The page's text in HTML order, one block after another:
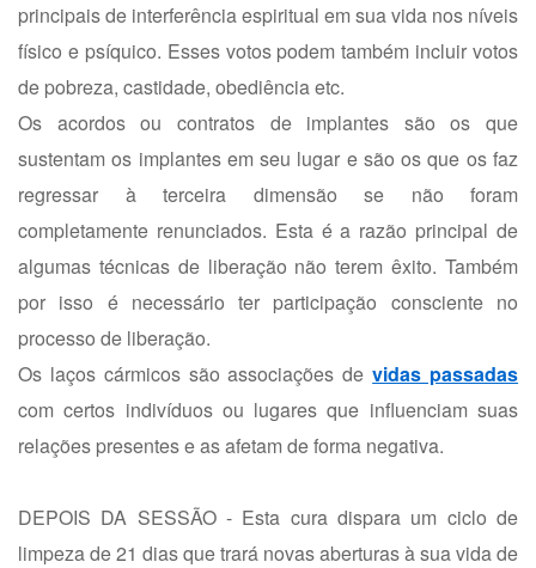
principais de interferência espiritual em sua vida nos níveis
físico e psíquico. Esses votos podem também incluir votos
de pobreza, castidade, obediência etc.
Os acordos ou contratos de implantes são os que
sustentam os implantes em seu lugar e são os que os faz
regressar à terceira dimensão se não foram
completamente renunciados. Esta é a razão principal de
algumas técnicas de liberação não terem êxito. Também
por isso é necessário ter participação consciente no
processo de liberação.
Os laços cármicos são associações devidas passadas
com certos indivíduos ou lugares que influenciam suas
relações presentes e as afetam de forma negativa.
DEPOIS DA SESSÃO - Esta cura dispara um ciclo de
limpeza de 21 dias que trará novas aberturas à sua vida de